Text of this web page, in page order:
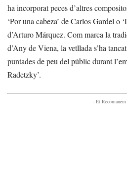
ha incorporat peces d’altres
‘Por una cabeza’ de Carlos Gardel o
d’Arturo Márquez. Com marca la
d’Any de Viena, la vetllada s’ha
puntades de peu del públic durant
Radetzky’.
- Et Recomanem